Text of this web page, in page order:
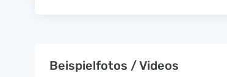
Beispielfotos / Videos